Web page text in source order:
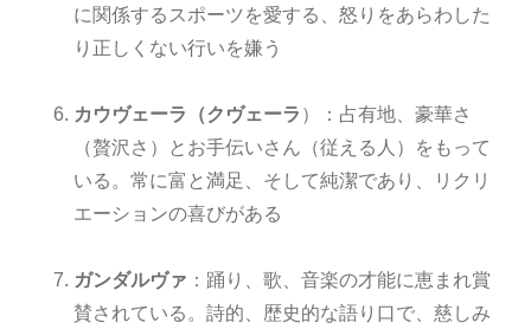
に関係するスポーツを愛する、怒りをあらわした
り正しくない行いを嫌う
カウヴェーラ（クヴェーラ ）：占有地、豪華さ
（贅沢さ）とお手伝いさん（従える人）をもって
いる。常に富と満足、そして純潔であり、リクリ
エーションの喜びがある
ガンダルヴァ ：踊り、歌、音楽の才能に恵まれ賞
賛されている。詩的、歴史的な語り口で、慈しみ